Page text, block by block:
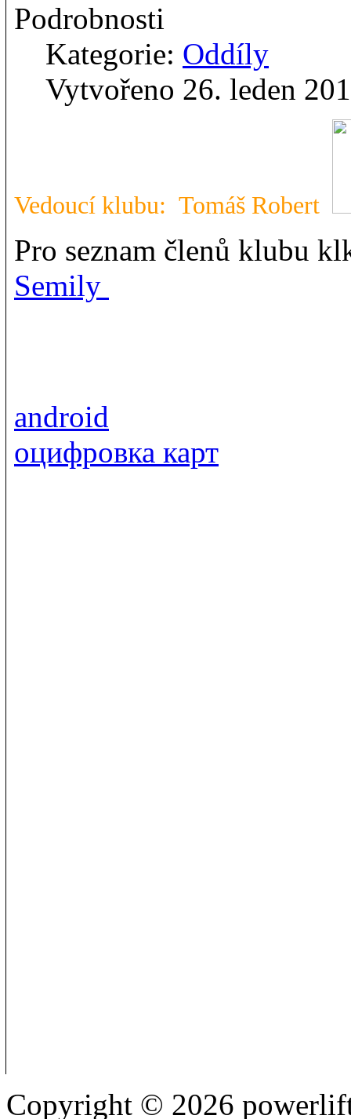
Podrobnosti
Kategorie: Oddíly
Vytvořeno 26. leden
Vedoucí klubu: Tomáš Robert
Pro seznam členů klubu
Semily
android
оцифровка карт
Copyright © 2026